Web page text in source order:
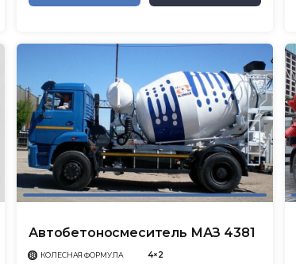
Автобетоносмеситель МАЗ 4381
КОЛЕСНАЯ ФОРМУЛА 4×2